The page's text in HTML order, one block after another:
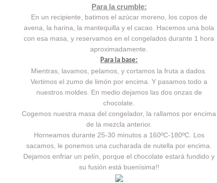
Para la crumble:
En un recipiente, batimos el azúcar moreno, los copos de
avena, la harina, la mantequilla y el cacao. Hacemos una bola
con esa masa, y reservamos en el congelados durante 1 hora
aproximadamente.
Para la base:
Mientras, lavamos, pelamos, y cortamos la fruta a dados.
Vertimos el zumo de limón por encima. Y pasamos todo a
nuestros moldes. En medio dejamos las dos onzas de
chocolate.
Cogemos nuestra masa del congelador, la rallamos por encima
de la mezcla anterior.
Horneamos durante 25-30 minutos a 160ºC-180ºC. Los
sacamos, le ponemos una cucharada de nutella por encima.
Dejamos enfriar un pelín, porque el chocolate estará fundido y
su fusión está buenísima!!